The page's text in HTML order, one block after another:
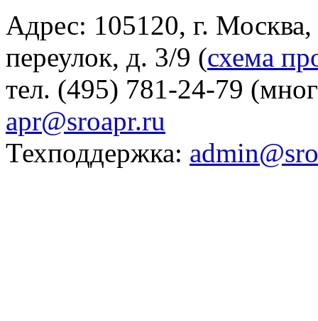
Адрес: 105120, г.
переулок, д. 3/9 (схема
тел. (495) 781-24-79
apr@sroapr.ru
Техподдержка: